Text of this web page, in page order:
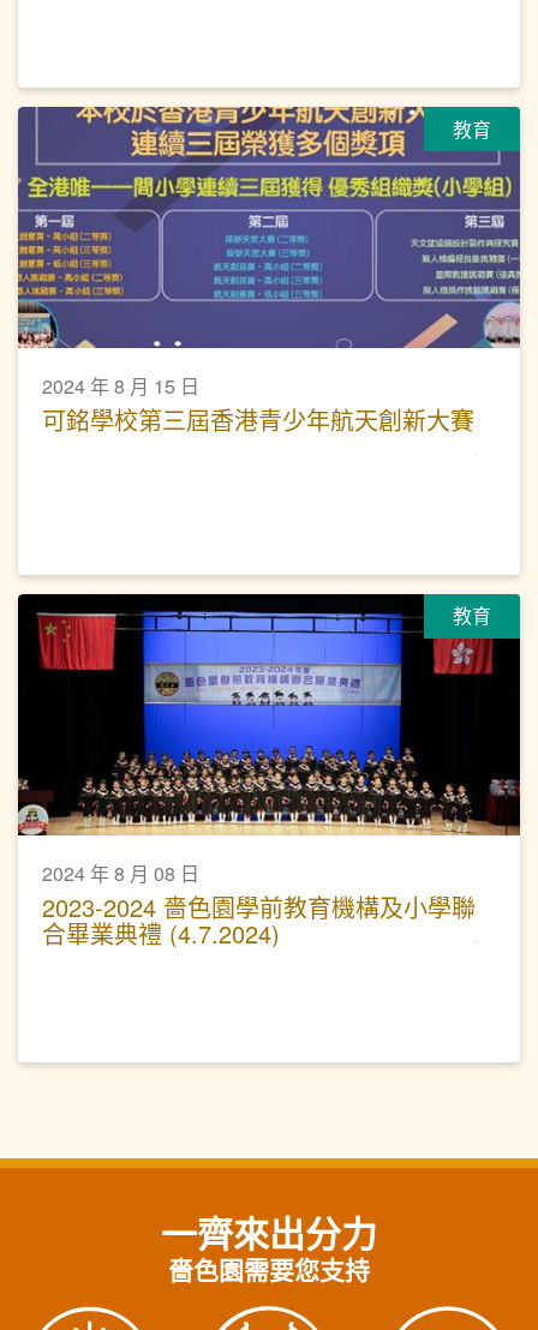
教育
2024 年 8 月 15 日
可銘學校第三屆香港青少年航天創新大賽
教育
2024 年 8 月 08 日
2023-2024 嗇色園學前教育機構及小學聯
合畢業典禮 (4.7.2024)
一齊來出分力
嗇色園需要您支持